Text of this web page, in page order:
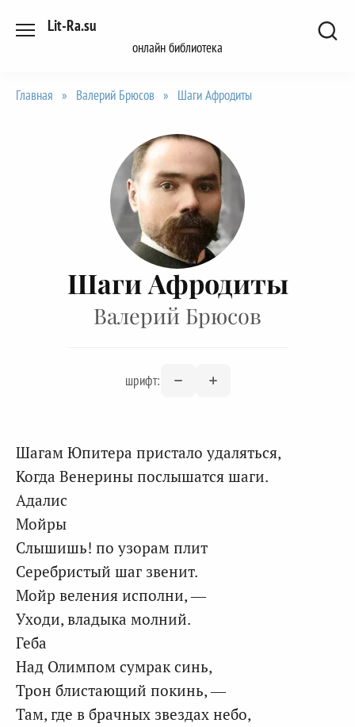
Lit-Ra.su
онлайн библиотека
Главная » Валерий Брюсов » Шаги Афродиты
Шаги Афродиты
Валерий Брюсов
шрифт:
Шагам Юпитера пристало удаляться,
Когда Венерины послышатся шаги.
Адалис
Мойры
Слышишь! по узорам плит
Серебристый шаг звенит.
Мойр веления исполни, —
Уходи, владыка молний.
Геба
Над Олимпом сумрак синь,
Трон блистающий покинь, —
Там, где в брачных звездах небо,